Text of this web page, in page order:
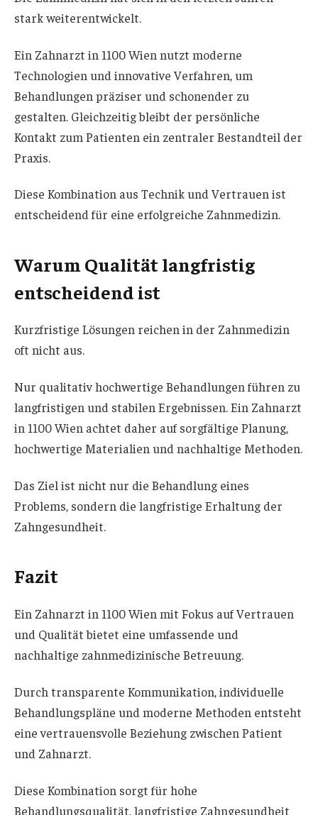
stark weiterentwickelt.
Ein Zahnarzt in 1100 Wien nutzt moderne
Technologien und innovative Verfahren, um
Behandlungen präziser und schonender zu
gestalten. Gleichzeitig bleibt der persönliche
Kontakt zum Patienten ein zentraler Bestandteil der
Praxis.
Diese Kombination aus Technik und Vertrauen ist
entscheidend für eine erfolgreiche Zahnmedizin.
Warum Qualität langfristig
entscheidend ist
Kurzfristige Lösungen reichen in der Zahnmedizin
oft nicht aus.
Nur qualitativ hochwertige Behandlungen führen zu
langfristigen und stabilen Ergebnissen. Ein Zahnarzt
in 1100 Wien achtet daher auf sorgfältige Planung,
hochwertige Materialien und nachhaltige Methoden.
Das Ziel ist nicht nur die Behandlung eines
Problems, sondern die langfristige Erhaltung der
Zahngesundheit.
Fazit
Ein Zahnarzt in 1100 Wien mit Fokus auf Vertrauen
und Qualität bietet eine umfassende und
nachhaltige zahnmedizinische Betreuung.
Durch transparente Kommunikation, individuelle
Behandlungspläne und moderne Methoden entsteht
eine vertrauensvolle Beziehung zwischen Patient
und Zahnarzt.
Diese Kombination sorgt für hohe
Behandlungsqualität, langfristige Zahngesundheit